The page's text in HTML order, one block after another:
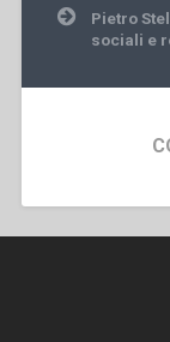
Pietro
sociali e